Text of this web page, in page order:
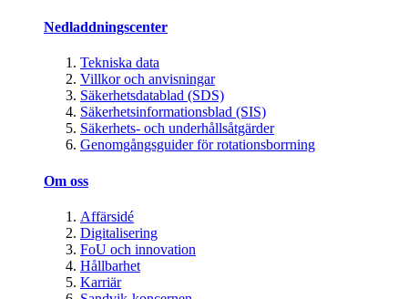
Nedladdningscenter
Tekniska data
Villkor och anvisningar
Säkerhetsdatablad (SDS)
Säkerhetsinformationsblad (SIS)
Säkerhets- och underhållsåtgärder
Genomgångsguider för rotationsborrning
Om oss
Affärsidé
Digitalisering
FoU och innovation
Hållbarhet
Karriär